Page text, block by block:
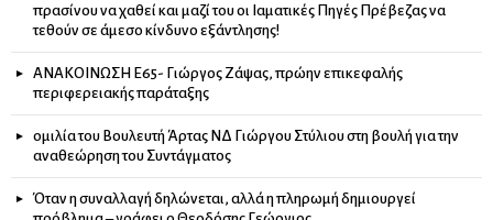
πρασίνου να χαθεί και μαζί του οι Ιαματικές Πηγές Πρέβεζας να
τεθούν σε άμεσο κίνδυνο εξάντλησης!
ΑΝΑΚΟΙΝΩΣΗ Ε65- Γιώργος Ζάψας, πρώην επικεφαλής
περιφερειακής παράταξης
ομιλία του Βουλευτή Άρτας ΝΔ Γιώργου Στύλιου στη βουλή για την
αναθεώρηση του Συντάγματος
Όταν η συναλλαγή δηλώνεται, αλλά η πληρωμή δημιουργεί